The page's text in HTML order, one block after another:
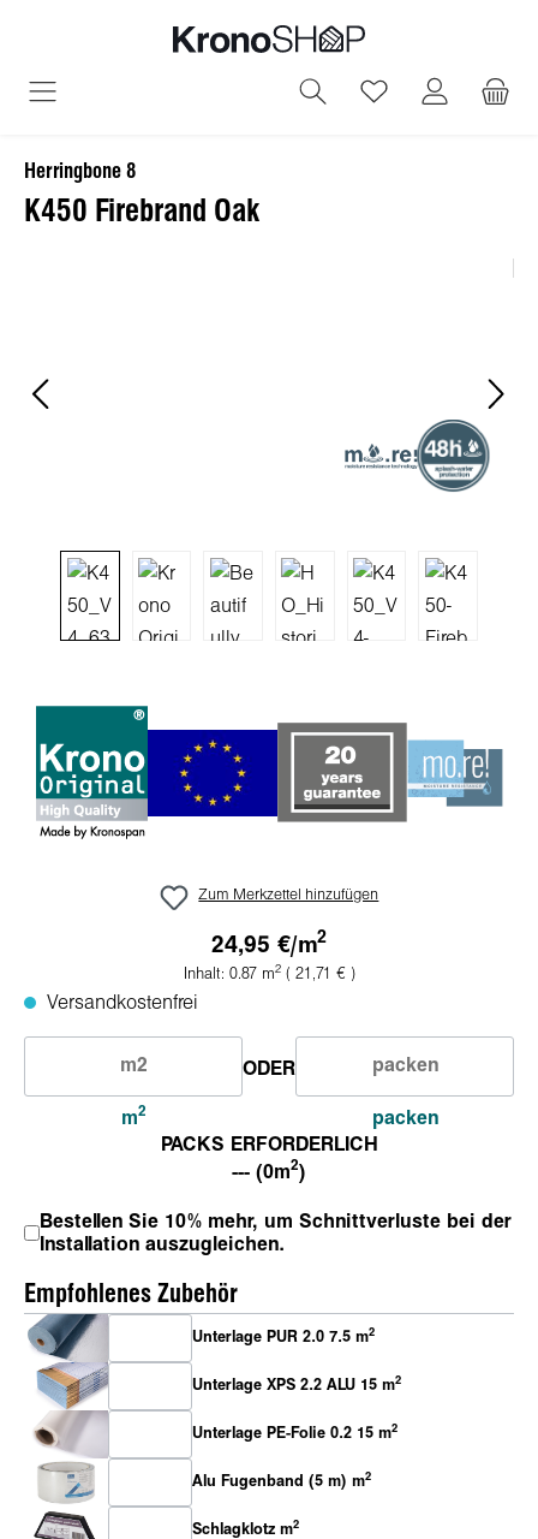
Du hast 0
Herringbone 8
K450 Firebrand Oak
Zum Merkzettel hinzufügen
24,95 €/m2
Inhalt: 0.87 m2 ( 21,71 € )
Versandkostenfrei
m2
ODER
packen
PACKS ERFORDERLICH
--- (0m2)
Bestellen Sie 10% mehr, um Schnittverluste bei der
Installation auszugleichen.
Empfohlenes Zubehör
Unterlage PUR 2.0 7.5 m2
Unterlage XPS 2.2 ALU 15 m2
Unterlage PE-Folie 0.2 15 m2
Alu Fugenband (5 m) m2
Schlagklotz m2